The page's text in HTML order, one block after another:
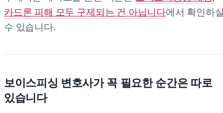
카드론 피해 모두 구제되는 건 아닙니다에서 확인하
수 있습니다.
보이스피싱 변호사가 꼭 필요한 순간은 따로
있습니다